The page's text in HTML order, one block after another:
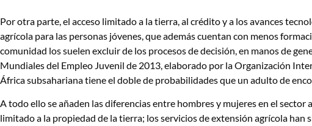
Por otra parte, el acceso limitado a la tierra, al crédito y a los avances
agrícola para las personas jóvenes, que además cuentan con menos
comunidad los suelen excluir de los procesos de decisión, en manos de
Mundiales del Empleo Juvenil de 2013, elaborado por la Organización
África subsahariana tiene el doble de probabilidades que un adulto de
A todo ello se añaden las diferencias entre hombres y mujeres en el sector
limitado a la propiedad de la tierra; los servicios de extensión agrícola